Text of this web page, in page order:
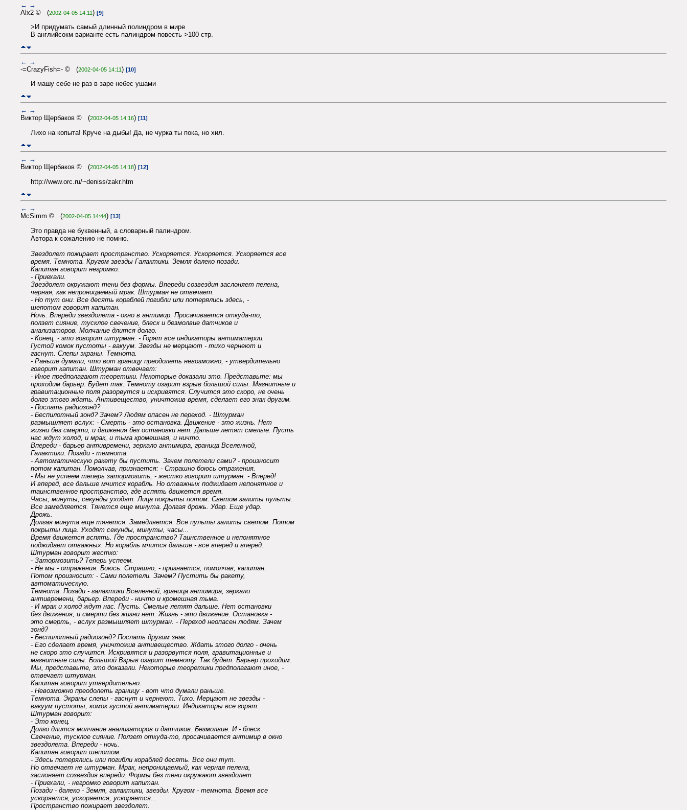
← →
Alx2 © (2002-04-05 14:11) [9]
>И придумать самый длинный полиндром в мире
В английсокм варианте есть палиндром-повесть >100 стр.
← →
-=CrazyFish=- © (2002-04-05 14:11) [10]
И машу себе не раз в заре небес ушами
← →
Виктор Щербаков © (2002-04-05 14:16) [11]
Лихо на копыта! Круче на дыбы! Да, не чурка ты пока, но хил.
← →
Виктор Щербаков © (2002-04-05 14:18) [12]
http://www.orc.ru/~deniss/zakr.htm
← →
McSimm © (2002-04-05 14:44) [13]
Это правда не буквенный, а словарный палиндром.
Автора к сожалению не помню.
Звездолет пожирает пространство. Ускоряется. Ускоряется. Ускоряется все
время. Темнота. Кругом звезды Галактики. Земля далеко позади.
Капитан говорит негромко:
- Приехали.
Звездолет окружают тени без формы. Впереди созвездия заслоняет пелена,
черная, как непроницаемый мрак. Штурман не отвечает.
- Но тут они. Все десять кораблей погибли или потерялись здесь, -
шепотом говорит капитан.
Ночь. Впереди звездолета - окно в антимир. Просачивается откуда-то,
ползет сияние, тусклое свечение, блеск и безмолвие датчиков и
анализаторов. Молчание длится долго.
- Конец, - это говорит штурман. - Горят все индикаторы антиматерии.
Густой комок пустоты - вакуум. Звезды не мерцают - тихо чернеют и
гаснут. Слепы экраны. Темнота.
- Раньше думали, что вот границу преодолеть невозможно, - утвердительно
говорит капитан. Штурман отвечает:
- Иное предполагают теоретики. Некоторые доказали это. Представьте: мы
проходим барьер. Будет так. Темноту озарит взрыв большой силы. Магнитные и
гравитационные поля разорвутся и искривятся. Случится это скоро, не очень
долго этого ждать. Антивещество, уничтожив время, сделает его знак другим.
- Послать радиозонд?
- Беспилотный зонд? Зачем? Людям опасен не переход. - Штурман
размышляет вслух: - Смерть - это остановка. Движение - это жизнь. Нет
жизни без смерти, и движения без остановки нет. Дальше летят смелые. Пусть
нас ждут холод, и мрак, и тьма кромешная, и ничто.
Впереди - барьер антивремени, зеркало антимира, граница Вселенной,
Галактики. Позади - темнота.
- Автоматическую ракету бы пустить. Зачем полетели сами? - произносит
потом капитан. Помолчав, признается: - Страшно боюсь отражения.
- Мы не успеем теперь затормозить, - жестко говорит штурман. - Вперед!
И вперед, все дальше мчится корабль. Но отважных поджидает непонятное и
таинственное пространство, где вспять движется время.
Часы, минуты, секунды уходят. Лица покрыты потом. Светом залиты пульты.
Все замедляется. Тянется еще минута. Долгая дрожь. Удар. Еще удар.
Дрожь.
Долгая минута еще тянется. Замедляется. Все пульты залиты светом. Потом
покрыты лица. Уходят секунды, минуты, часы...
Время движется вспять. Где пространство? Таинственное и непонятное
поджидает отважных. Но корабль мчится дальше - все вперед и вперед.
Штурман говорит жестко:
- Затормозить? Теперь успеем.
- Не мы - отражения. Боюсь. Страшно, - признается, помолчав, капитан.
Потом произносит: - Сами полетели. Зачем? Пустить бы ракету,
автоматическую.
Темнота. Позади - галактики Вселенной, граница антимира, зеркало
антивремени, барьер. Впереди - ничто и кромешная тьма.
- И мрак и холод ждут нас. Пусть. Смелые летят дальше. Нет остановки
без движения, и смерти без жизни нет. Жизнь - это движение. Остановка -
это смерть, - вслух размышляет штурман. - Переход неопасен людям. Зачем
зонд?
- Беспилотный радиозонд? Послать другим знак.
- Его сделает время, уничтожив антивещество. Ждать этого долго - очень
не скоро это случится. Искривятся и разорвутся поля, гравитационные и
магнитные силы. Большой Взрыв озарит темноту. Так будет. Барьер проходим.
Мы, представьте, это доказали. Некоторые теоретики предполагают иное, -
отвечает штурман.
Капитан говорит утвердительно:
- Невозможно преодолеть границу - вот что думали раньше.
Темнота. Экраны слепы - гаснут и чернеют. Тихо. Мерцают не звезды -
вакуум пустоты, комок густой антиматерии. Индикаторы все горят.
Штурман говорит:
- Это конец.
Долго длится молчание анализаторов и датчиков. Безмолвие. И - блеск.
Свечение, тусклое сияние. Ползет откуда-то, просачивается антимир в окно
звездолета. Впереди - ночь.
Капитан говорит шепотом:
- Здесь потерялись или погибли кораблей десять. Все они тут.
Но отвечает не штурман. Мрак, непроницаемый, как черная пелена,
заслоняет созвездия впереди. Формы без тени окружают звездолет.
- Приехали, - негромко говорит капитан.
Позади - далеко - Земля, галактики, звезды. Кругом - темнота. Время все
ускоряется, ускоряется, ускоряется...
Пространство пожирает звездолет.